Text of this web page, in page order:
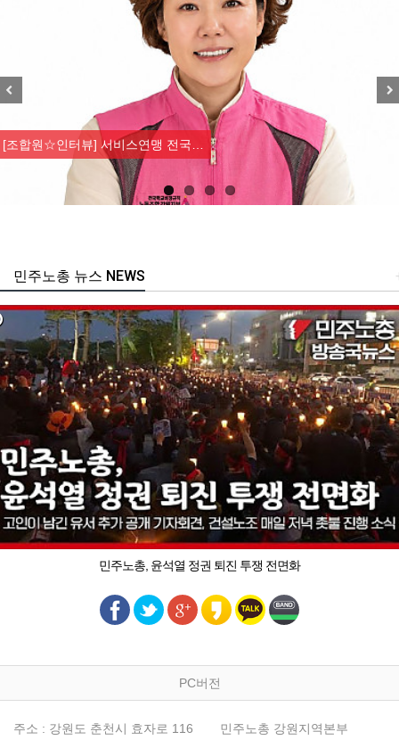
[조합원☆인터뷰] 서비스연맹 전국…
주노총 뉴스 NEWS
민주노총, 윤석열 정권 퇴진 투쟁 전면화
PC버전
주소 : 강원도 춘천시 효자로 116 민주노총 강원지역본부